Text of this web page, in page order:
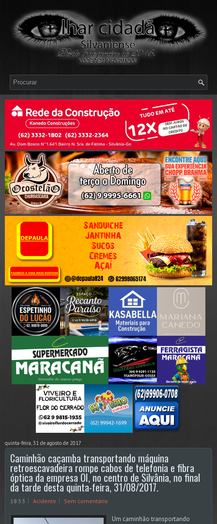
quinta-feira, 31 de agosto de 2017
Caminhão caçamba transportando máquina
retroescavadeira rompe cabos de telefonia e fibra
óptica da empresa OI, no centro de Silvânia, no final
da tarde desta quinta-feira, 31/08/2017.
18:53 Acidente Sem comentário
Um caminhão transportando